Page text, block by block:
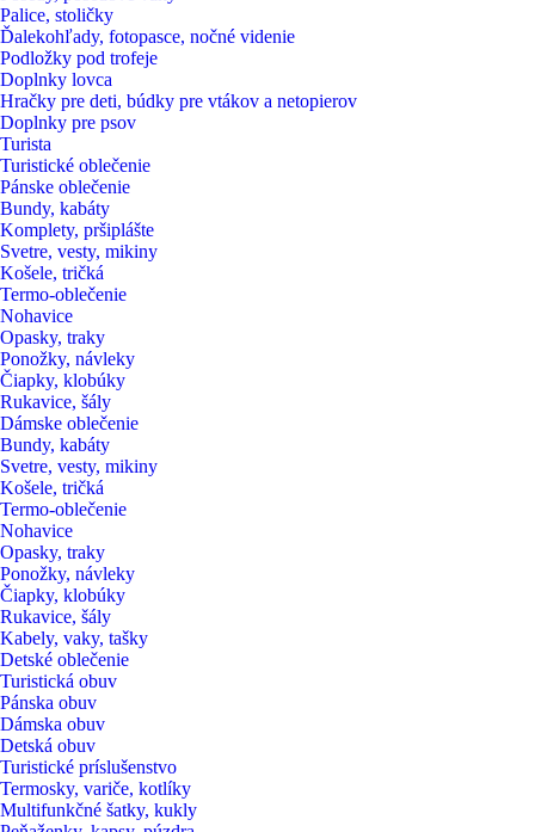
Palice, stoličky
Ďalekohľady, fotopasce, nočné videnie
Podložky pod trofeje
Doplnky lovca
Hračky pre deti, búdky pre vtákov a netopierov
Doplnky pre psov
Turista
Turistické oblečenie
Pánske oblečenie
Bundy, kabáty
Komplety, pršiplášte
Svetre, vesty, mikiny
Košele, tričká
Termo-oblečenie
Nohavice
Opasky, traky
Ponožky, návleky
Čiapky, klobúky
Rukavice, šály
Dámske oblečenie
Bundy, kabáty
Svetre, vesty, mikiny
Košele, tričká
Termo-oblečenie
Nohavice
Opasky, traky
Ponožky, návleky
Čiapky, klobúky
Rukavice, šály
Kabely, vaky, tašky
Detské oblečenie
Turistická obuv
Pánska obuv
Dámska obuv
Detská obuv
Turistické príslušenstvo
Termosky, variče, kotlíky
Multifunkčné šatky, kukly